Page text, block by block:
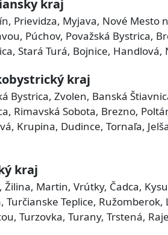
kraj
Prievidza, Myjava, Nové Mesto
Púchov, Považská Bystrica,
Stará Turá, Bojnice, Handlová,
kraj
Bystrica, Zvolen, Banská
Rimavská Sobota, Brezno,
Krupina, Dudince, Tornaľa,
kraj
Žilina, Martin, Vrútky, Čadca,
Turčianske Teplice,
Turzovka, Turany, Trstená,